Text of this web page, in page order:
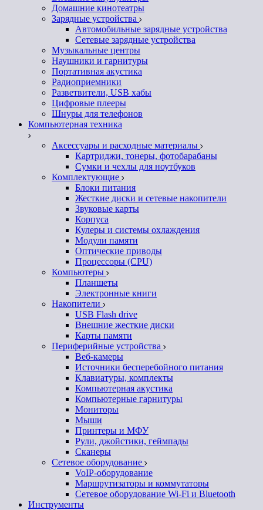
Домашние кинотеатры
Зарядные устройства
Автомобильные зарядные устройства
Сетевые зарядные устройства
Музыкальные центры
Наушники и гарнитуры
Портативная акустика
Радиоприемники
Разветвители, USB хабы
Цифровые плееры
Шнуры для телефонов
Компьютерная техника
Аксессуары и расходные материалы
Картриджи, тонеры, фотобарабаны
Сумки и чехлы для ноутбуков
Комплектующие
Блоки питания
Жесткие диски и сетевые накопители
Звуковые карты
Корпуса
Кулеры и системы охлаждения
Модули памяти
Оптические приводы
Процессоры (CPU)
Компьютеры
Планшеты
Электронные книги
Накопители
USB Flash drive
Внешние жесткие диски
Карты памяти
Периферийные устройства
Веб-камеры
Источники бесперебойного питания
Клавиатуры, комплекты
Компьютерная акустика
Компьютерные гарнитуры
Мониторы
Мыши
Принтеры и МФУ
Рули, джойстики, геймпады
Сканеры
Сетевое оборудование
VoIP-оборудование
Маршрутизаторы и коммутаторы
Сетевое оборудование Wi-Fi и Bluetooth
Инструменты